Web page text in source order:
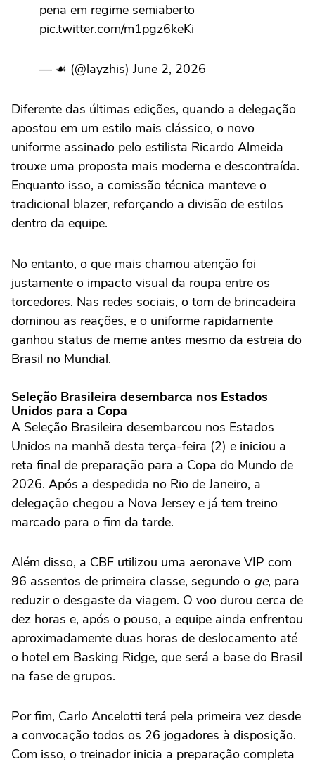
pena em regime semiaberto
pic.twitter.com/m1pgz6keKi
— ☙ (@layzhis) June 2, 2026
Diferente das últimas edições, quando a delegação
apostou em um estilo mais clássico, o novo
uniforme assinado pelo estilista Ricardo Almeida
trouxe uma proposta mais moderna e descontraída.
Enquanto isso, a comissão técnica manteve o
tradicional blazer, reforçando a divisão de estilos
dentro da equipe.
No entanto, o que mais chamou atenção foi
justamente o impacto visual da roupa entre os
torcedores. Nas redes sociais, o tom de brincadeira
dominou as reações, e o uniforme rapidamente
ganhou status de meme antes mesmo da estreia do
Brasil no Mundial.
Seleção Brasileira desembarca nos Estados
Unidos para a Copa
A Seleção Brasileira desembarcou nos Estados
Unidos na manhã desta terça-feira (2) e iniciou a
reta final de preparação para a Copa do Mundo de
2026. Após a despedida no Rio de Janeiro, a
delegação chegou a Nova Jersey e já tem treino
marcado para o fim da tarde.
Além disso, a CBF utilizou uma aeronave VIP com
96 assentos de primeira classe, segundo o ge, para
reduzir o desgaste da viagem. O voo durou cerca de
dez horas e, após o pouso, a equipe ainda enfrentou
aproximadamente duas horas de deslocamento até
o hotel em Basking Ridge, que será a base do Brasil
na fase de grupos.
Por fim, Carlo Ancelotti terá pela primeira vez desde
a convocação todos os 26 jogadores à disposição.
Com isso, o treinador inicia a preparação completa